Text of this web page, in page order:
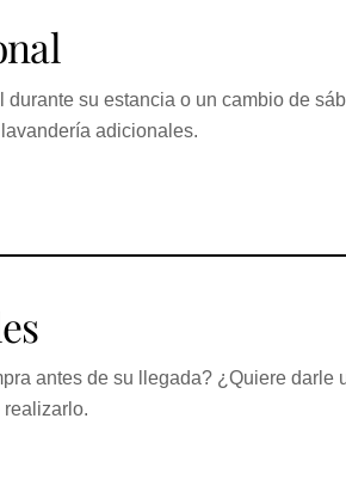
su estancia o un cambio de
adicionales.
antes de su llegada? ¿Quiere darle